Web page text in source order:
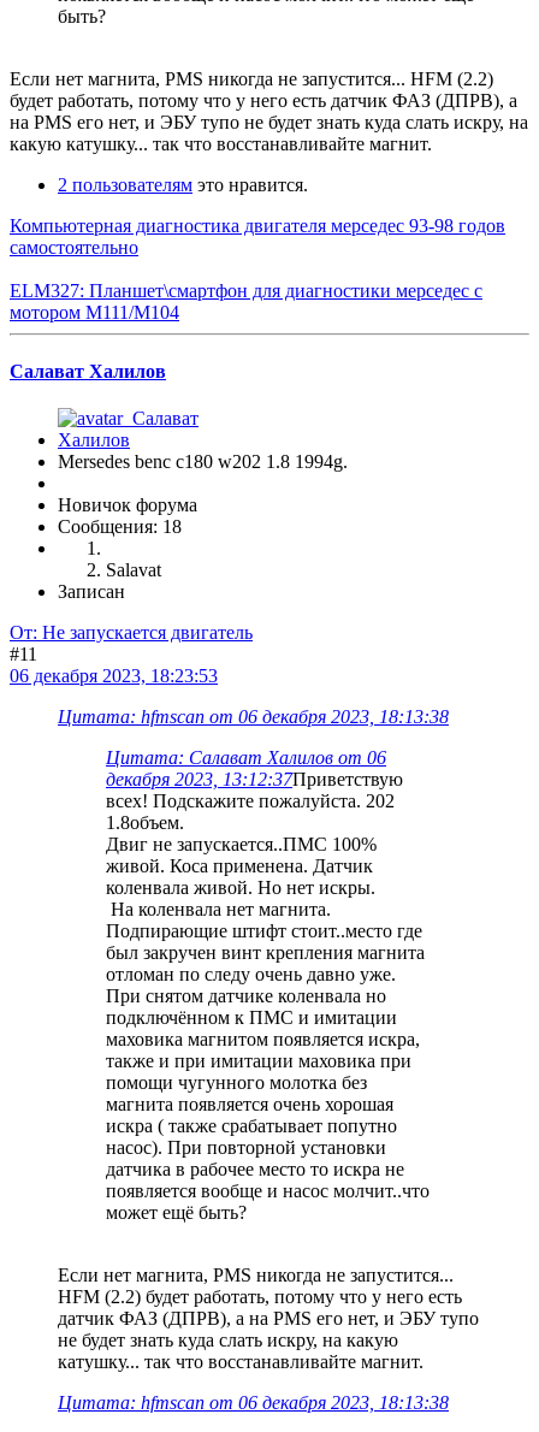
быть?
Если нет магнита, PMS никогда не запустится... HFM (2.2)
будет работать, потому что у него есть датчик ФАЗ (ДПРВ), а
на PMS его нет, и ЭБУ тупо не будет знать куда слать искру, на
какую катушку... так что восстанавливайте магнит.
2 пользователям это нравится.
Компьютерная диагностика двигателя мерседес 93-98 годов
самостоятельно
ELM327: Планшет\смартфон для диагностики мерседес с
мотором M111/M104
Салават Халилов
Mersedes benc c180 w202 1.8 1994g.
Новичок форума
Сообщения: 18
Salavat
Записан
От: Не запускается двигатель
#11
06 декабря 2023, 18:23:53
Цитата: hfmscаn от 06 декабря 2023, 18:13:38
Цитата: Салават Халилов от 06
декабря 2023, 13:12:37Приветствую
всех! Подскажите пожалуйста. 202
1.8объем.
Двиг не запускается..ПМС 100%
живой. Коса применена. Датчик
коленвала живой. Но нет искры.
На коленвала нет магнита.
Подпирающие штифт стоит..место где
был закручен винт крепления магнита
отломан по следу очень давно уже.
При снятом датчике коленвала но
подключённом к ПМС и имитации
маховика магнитом появляется искра,
также и при имитации маховика при
помощи чугунного молотка без
магнита появляется очень хорошая
искра ( также срабатывает попутно
насос). При повторной установки
датчика в рабочее место то искра не
появляется вообще и насос молчит..что
может ещё быть?
Если нет магнита, PMS никогда не запустится...
HFM (2.2) будет работать, потому что у него есть
датчик ФАЗ (ДПРВ), а на PMS его нет, и ЭБУ тупо
не будет знать куда слать искру, на какую
катушку... так что восстанавливайте магнит.
Цитата: hfmscаn от 06 декабря 2023, 18:13:38